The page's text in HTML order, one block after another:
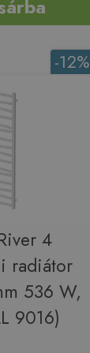
-12%
4
radiátor
536 W,
9016)